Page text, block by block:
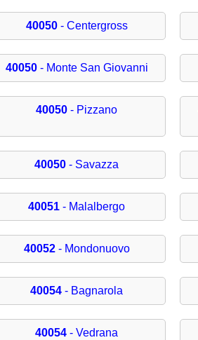
40050- Centergross
40050- Monte San Giovanni
40050 - Pizzano
40050 - Savazza
40051 - Malalbergo
40052- Mondonuovo
40054 - Bagnarola
40054 - Vedrana